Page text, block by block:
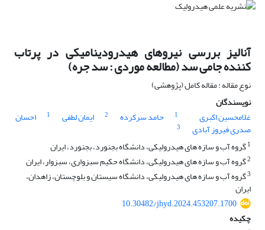
آنالیز بررسی نیروهای هیدرودینامیکی در پرتاب
کننده جامی سد (مطالعه موردی : سد جره)
نوع مقاله : مقاله کامل (پژوهشی)
نویسندگان
غلامحسین اکبری
1 حامد سرکرده 2 ایمان لطفی 1 احسان
صدری فیروز آبادی
3
1گروه آب و سازه های هیدرولیکی، دانشگاه بجنورد، بجنورد، ایران
2گروه آب و سازه های هیدرولیگی، دانشگاه حکیم سبزواری، سبزوار، ایران
3گروه آب و سازه های هیدرولیکی، دانشگاه سیستان و بلوچستان، زاهدان،
ایران
10.30482/jhyd.2024.453207.1700
چکیده